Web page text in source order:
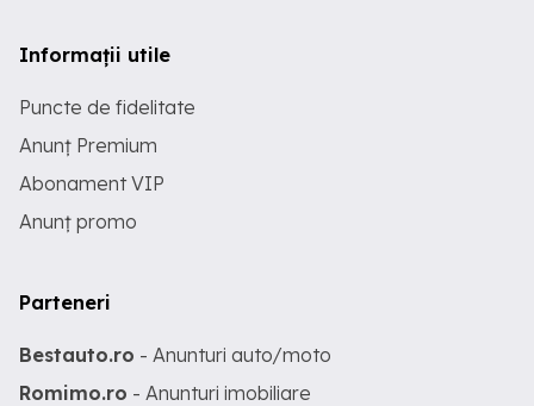
Informații utile
Puncte de fidelitate
Anunț Premium
Abonament VIP
Anunț promo
Parteneri
Bestauto.ro - Anunturi auto/moto
Romimo.ro - Anunturi imobiliare